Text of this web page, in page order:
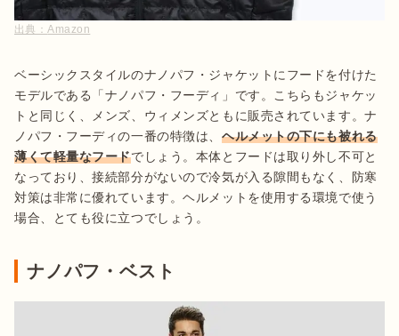
出典：Amazon
ベーシックスタイルのナノパフ・ジャケットにフードを付けた
モデルである「ナノパフ・フーディ」です。こちらもジャケッ
トと同じく、メンズ、ウィメンズともに販売されています。ナ
ノパフ・フーディの一番の特徴は、 ヘルメットの下にも被れる
薄くて軽量なフードでしょう。本体とフードは取り外し不可と
なっており、接続部分がないので冷気が入る隙間もなく、防寒
対策は非常に優れています。ヘルメットを使用する環境で使う
場合、とても役に立つでしょう。
ナノパフ・ベスト